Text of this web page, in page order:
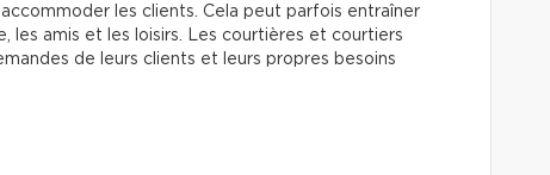
les clients. Cela peut parfois entraîner
les amis et les loisirs. Les courtières et courtiers
de leurs clients et leurs propres besoins